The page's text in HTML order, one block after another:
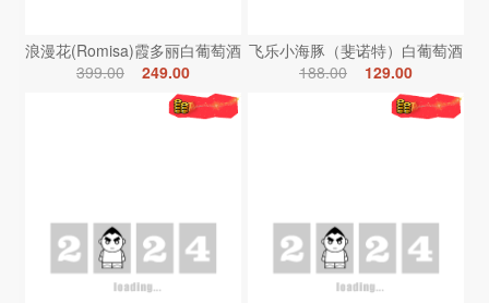
浪漫花(Romisa)霞多丽白葡萄酒
399.00
249.00
飞乐小海豚（斐诺特）白葡萄酒
188.00
129.00